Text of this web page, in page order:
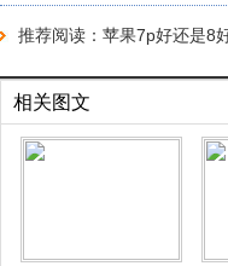
推荐阅读： 苹果7p好还是8
相关图文